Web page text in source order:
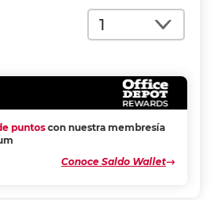
Cantidad
puntos con nuestra membresía
Conoce Saldo Wallet